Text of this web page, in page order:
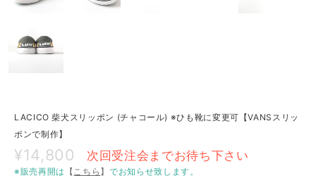
LACICO 柴犬スリッポン (チャコール) ※ひも靴に変更可【VANSスリッ
ポンで制作】
¥14,800 次回受注会までお待ち下さい
※販売再開は 【こちら 】でお知らせ致します。